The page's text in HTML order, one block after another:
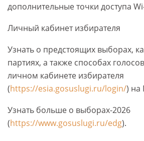
дополнительные точки доступа
Личный кабинет избирателя
Узнать о предстоящих выборах,
партиях, а также способах
личном кабинете избирателя
(https://esia.gosuslugi.ru/login/) на
Узнать больше о выборах-2026
(https://www.gosuslugi.ru/edg).